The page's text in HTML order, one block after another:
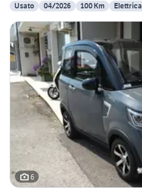
Usato
04/2026 100 Km Elettrica
6